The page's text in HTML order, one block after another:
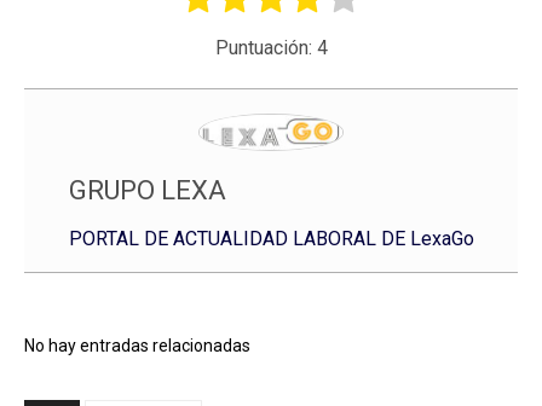
Puntuación: 4
GRUPO LEXA
PORTAL DE ACTUALIDAD LABORAL DE LexaGo
No hay entradas relacionadas